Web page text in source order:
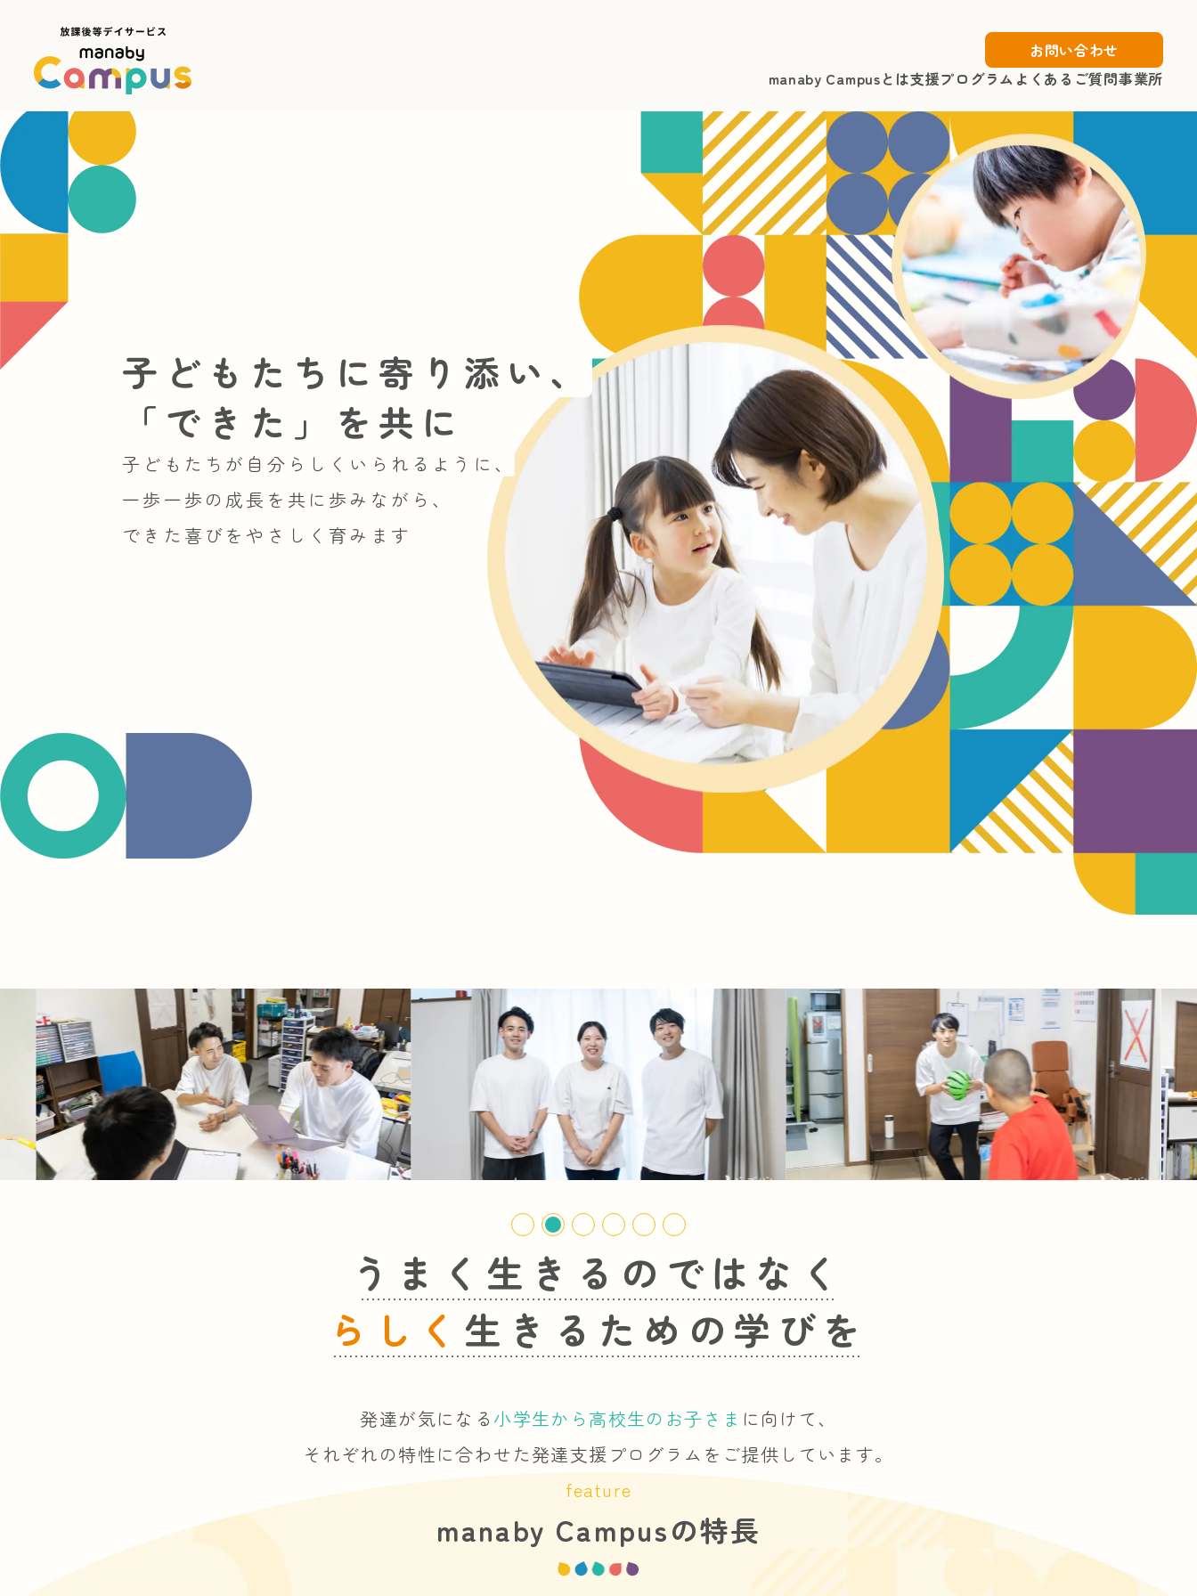
お問い合わせ
manaby Campusとは支援プログラム よくあるご質問事業所
子どもたちに寄り添い、
「できた」を共に
子どもたちが自分らしくいられるように、
一歩一歩の成長を共に歩みながら、
できた喜びをやさしく育みます
うまく生きるのではなく
らしく 生きるための学びを
発達が気になる 小学生から高校生のお子さま に向けて、
それぞれの特性に合わせた発達支援プログラムをご提供しています。
feature
manaby Campusの特長